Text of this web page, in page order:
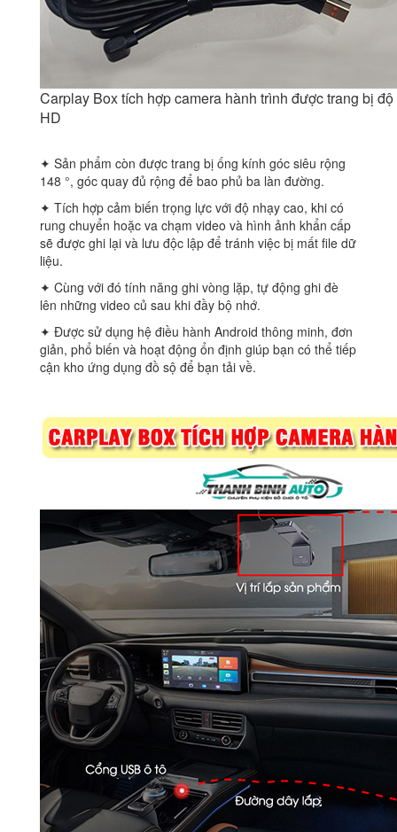
Carplay Box tích hợp camera hành trình được trang bị
HD
✦ Sản phẩm còn được trang bị ống kính góc siêu rộng
148 °, góc quay đủ rộng để bao phủ ba làn đường.
✦ Tích hợp cảm biến trọng lực với độ nhạy cao, khi có
rung chuyển hoặc va chạm video và hình ảnh khẩn cấp
sẽ được ghi lại và lưu độc lập để tránh việc bị mất file dữ
liệu.
✦ Cùng với đó tính năng ghi vòng lặp, tự động ghi đè
lên những video củ sau khi đầy bộ nhớ.
✦ Được sử dụng hệ điều hành Android thông minh, đơn
giản, phổ biến và hoạt động ổn định giúp bạn có thể tiếp
cận kho ứng dụng đồ sộ để bạn tải về.